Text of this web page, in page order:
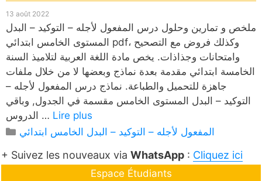
13 août 2022
ملخص و تمارين وحلول درس المفعول لأجله – التوكيد – البدل
المستوى الخامس ابتدائي pdf، وكذلك فروض مع التصحيح
وامتحانات وجذاذات. يخص مادة اللغة العربية لتلاميذ السنة
الخامسة ابتدائي مقدمة بعدة نماذج وبعضها لا من خلال ملفات
جاهزة للتحميل والطباعة. نماذج درس المفعول لأجله –
التوكيد – البدل المستوى الخامس مقسمة في الجدول, وباقي
الدروس … Lire plus
Catégories
المفعول لأجله – التوكيد – البدل الخامس ابتدائي
+ Suivez les nouveaux via WhatsApp : Cliquez ici
Espace Étudiants